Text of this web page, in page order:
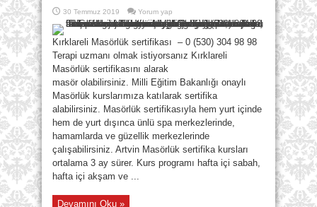
30 Temmuz 2019 Yorum yap
Kırklareli Masörlük sertifikası – 0 (530) 304 98 98
Terapi uzmanı olmak istiyorsanız Kırklareli
Masörlük sertifikasını alarak
masör olabilirsiniz. Milli Eğitim Bakanlığı onaylı
Masörlük kurslarımıza katılarak sertifika
alabilirsiniz. Masörlük sertifikasıyla hem yurt içinde
hem de yurt dışınca ünlü spa merkezlerinde,
hamamlarda ve güzellik merkezlerinde
çalışabilirsiniz. Artvin Masörlük sertifika kursları
ortalama 3 ay sürer. Kurs programı hafta içi sabah,
hafta içi akşam ve ...
Devamını Oku »